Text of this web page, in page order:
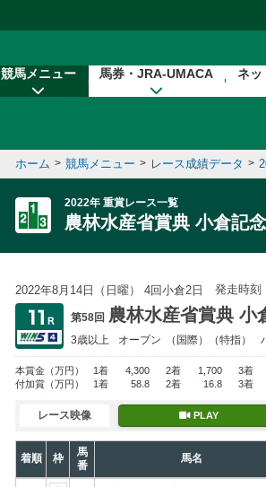
競馬メニュー 馬券・JRA-UMACA ネッ
ホーム > 競馬メニュー > レース成績データ >
2022年 重賞レース一覧
農林水産省賞典 小倉記念
2022年8月14日（日曜） 4回小倉2日 発走時刻
第58回 農林水産省賞典 小
3歳以上 オープン （国際）（特指）
本賞金 （万円） 1着 4,300 2着 1,700 3着
付加賞 （万円） 1着 58.8 2着 16.8 3着
レース映像 PLAY
着順 枠
馬
番
馬名